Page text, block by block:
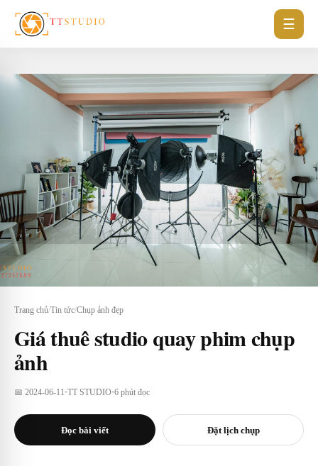
☰
Trang chủ/Tin tức/Chụp ảnh đẹp
Giá thuê studio quay phim chụp
ảnh
📅 2024-06-11•TT STUDIO•6 phút đọc
Đọc bài viết Đặt lịch chụp